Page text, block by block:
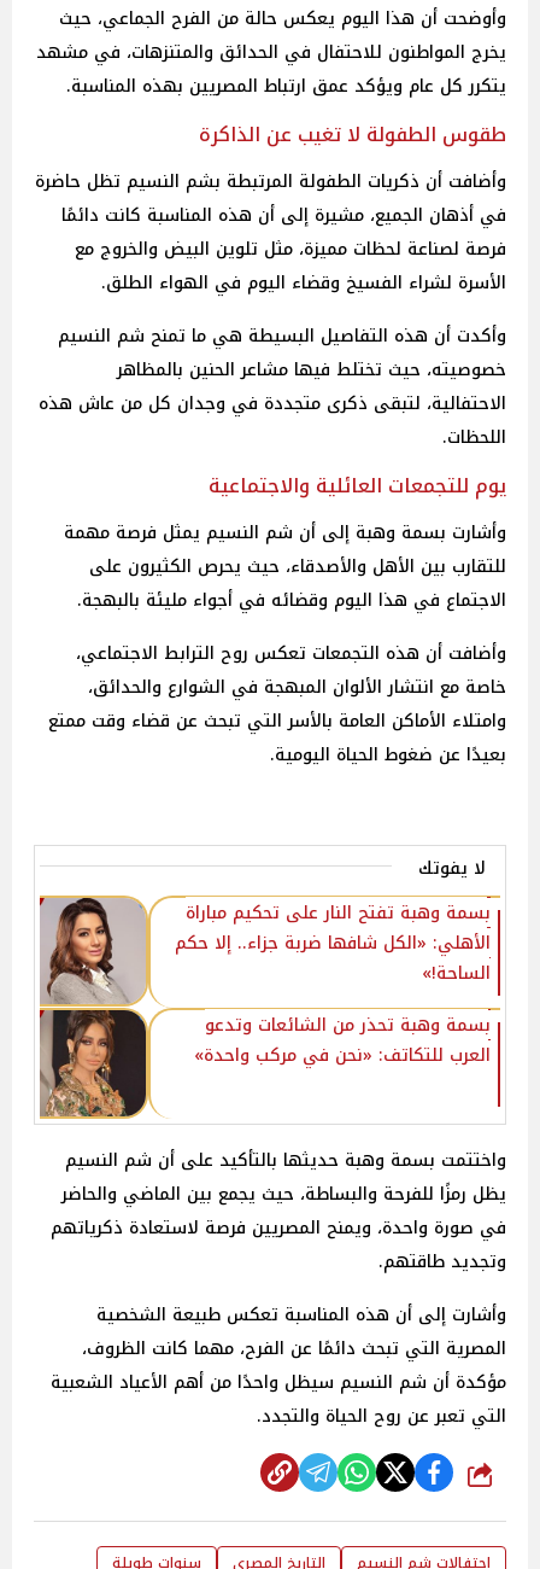
وأوضحت أن هذا اليوم يعكس حالة من الفرح الجماعي، حيث
يخرج المواطنون للاحتفال في الحدائق والمتنزهات، في مشهد
يتكرر كل عام ويؤكد عمق ارتباط المصريين بهذه المناسبة.
طقوس الطفولة لا تغيب عن الذاكرة
وأضافت أن ذكريات الطفولة المرتبطة بشم النسيم تظل حاضرة
في أذهان الجميع، مشيرة إلى أن هذه المناسبة كانت دائمًا
فرصة لصناعة لحظات مميزة، مثل تلوين البيض والخروج مع
الأسرة لشراء الفسيخ وقضاء اليوم في الهواء الطلق.
وأكدت أن هذه التفاصيل البسيطة هي ما تمنح شم النسيم
خصوصيته، حيث تختلط فيها مشاعر الحنين بالمظاهر
الاحتفالية، لتبقى ذكرى متجددة في وجدان كل من عاش هذه
اللحظات.
يوم للتجمعات العائلية والاجتماعية
وأشارت بسمة وهبة إلى أن شم النسيم يمثل فرصة مهمة
للتقارب بين الأهل والأصدقاء، حيث يحرص الكثيرون على
الاجتماع في هذا اليوم وقضائه في أجواء مليئة بالبهجة.
وأضافت أن هذه التجمعات تعكس روح الترابط الاجتماعي،
خاصة مع انتشار الألوان المبهجة في الشوارع والحدائق،
وامتلاء الأماكن العامة بالأسر التي تبحث عن قضاء وقت ممتع
بعيدًا عن ضغوط الحياة اليومية.
لا يفوتك
بسمة وهبة تفتح النار على تحكيم مباراة
الأهلي: «الكل شافها ضربة جزاء.. إلا حكم
الساحة!»
بسمة وهبة تحذر من الشائعات وتدعو
العرب للتكاتف: «نحن في مركب واحدة»
واختتمت بسمة وهبة حديثها بالتأكيد على أن شم النسيم
يظل رمزًا للفرحة والبساطة، حيث يجمع بين الماضي والحاضر
في صورة واحدة، ويمنح المصريين فرصة لاستعادة ذكرياتهم
وتجديد طاقتهم.
وأشارت إلى أن هذه المناسبة تعكس طبيعة الشخصية
المصرية التي تبحث دائمًا عن الفرح، مهما كانت الظروف،
مؤكدة أن شم النسيم سيظل واحدًا من أهم الأعياد الشعبية
التي تعبر عن روح الحياة والتجدد.
شارك
احتفالات شم النسيم التاريخ المصري
سنوات طويلة